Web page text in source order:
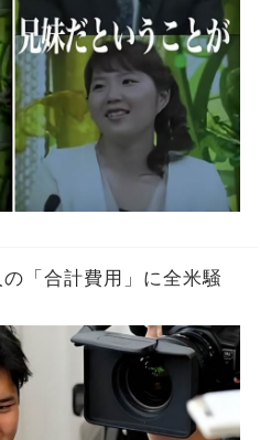
「合計費用」に全米騒